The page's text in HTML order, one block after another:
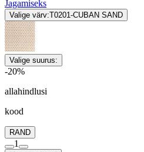
Jagamiseks
Valige värv:T0201-CUBAN SAND
Valige suurus:
-20%
allahindlusi
kood
RAND
1